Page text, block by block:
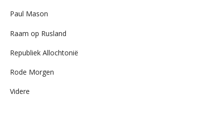
Paul Mason
Raam op Rusland
Republiek Allochtonië
Rode Morgen
Videre